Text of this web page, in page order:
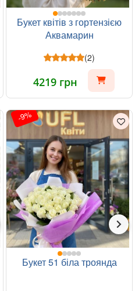
Букет квітів з гортензією
Аквамарин
(2)
4219 грн
-9%
Букет 51 біла троянда